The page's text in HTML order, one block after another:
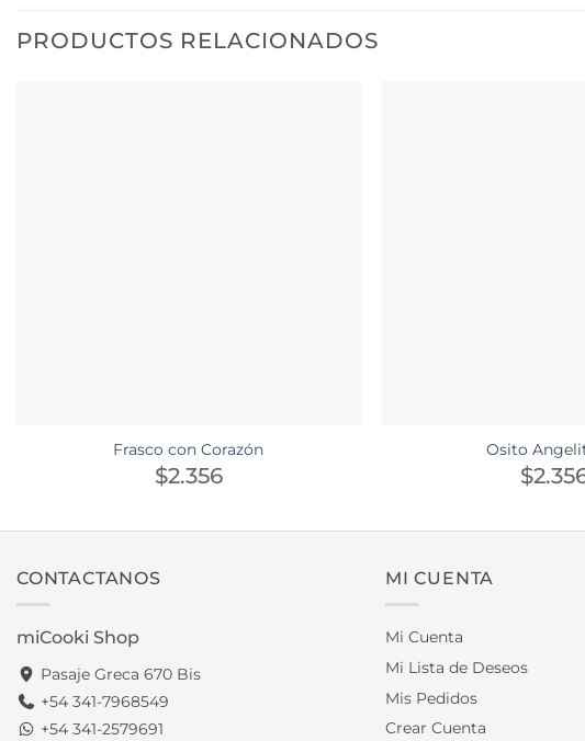
PRODUCTOS RELACIONADOS
Frasco con Corazón
$2.356
Osito
$
CONTACTANOS
miCooki Shop
Pasaje Greca 670 Bis
+54 341-7968549
+54 341-2579691
MI CUENTA
Mi Cuenta
Mi Lista de Deseos
Mis Pedidos
Crear Cuenta